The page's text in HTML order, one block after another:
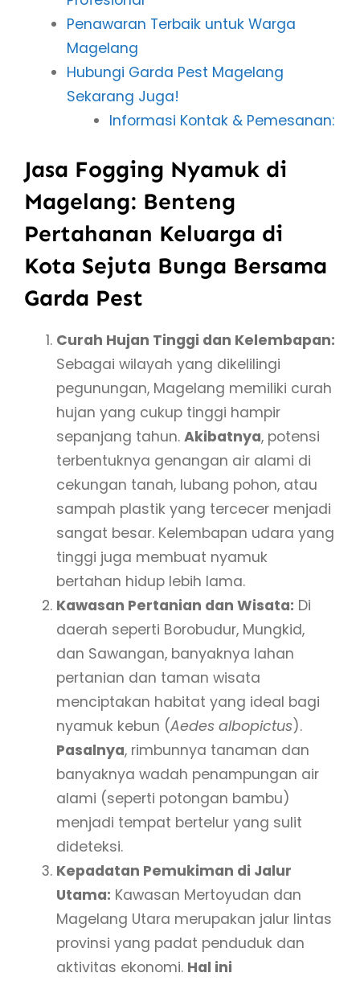
Penawaran Terbaik untuk Warga
Magelang
Hubungi Garda Pest Magelang
Sekarang Juga!
Informasi Kontak & Pemesanan:
Jasa Fogging Nyamuk di
Magelang: Benteng
Pertahanan Keluarga di
Kota Sejuta Bunga Bersama
Garda Pest
Curah Hujan Tinggi dan Kelembapan:
Sebagai wilayah yang dikelilingi
pegunungan, Magelang memiliki curah
hujan yang cukup tinggi hampir
sepanjang tahun. Akibatnya, potensi
terbentuknya genangan air alami di
cekungan tanah, lubang pohon, atau
sampah plastik yang tercecer menjadi
sangat besar. Kelembapan udara yang
tinggi juga membuat nyamuk
bertahan hidup lebih lama.
Kawasan Pertanian dan Wisata: Di
daerah seperti Borobudur, Mungkid,
dan Sawangan, banyaknya lahan
pertanian dan taman wisata
menciptakan habitat yang ideal bagi
nyamuk kebun (Aedes albopictus).
Pasalnya, rimbunnya tanaman dan
banyaknya wadah penampungan air
alami (seperti potongan bambu)
menjadi tempat bertelur yang sulit
dideteksi.
Kepadatan Pemukiman di Jalur
Utama: Kawasan Mertoyudan dan
Magelang Utara merupakan jalur lintas
provinsi yang padat penduduk dan
aktivitas ekonomi. Hal ini